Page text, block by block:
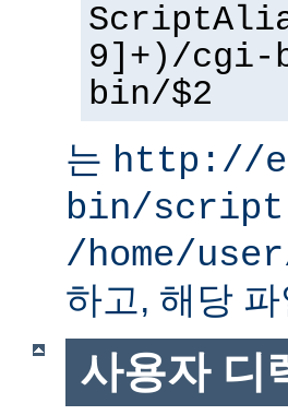
9]+)/cgi-
bin/$2
는 http://
bin/
/home/
하고, 해당
사용자 디